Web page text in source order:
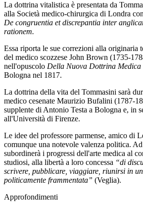
La dottrina vitalistica è presentata da
alla Società medico-chirurgica di Londra
De congruentia et discrepantia inter
rationem.
Essa riporta le sue correzioni alla originaria
del medico scozzese John Brown (1735-
nell'opuscolo Della Nuova Dottrina Medica
Bologna nel 1817.
La dottrina della vita del Tommasini sarà
medico cesenate Maurizio Bufalini (1787-
supplente di Antonio Testa a Bologna e, in
all'Università di Firenze.
Le idee del professore parmense, amico di
comunque una notevole valenza politica.
subordinerà i progressi dell'arte medica al
studiosi, alla libertà a loro concessa “di
scrivere, pubblicare, viaggiare, riunirsi in
politicamente frammentata” (Veglia).
Approfondimenti